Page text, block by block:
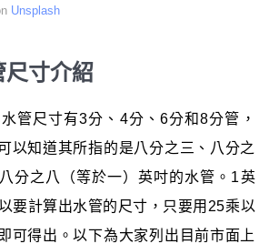
Unsplash
尺寸介紹
管尺寸有3分、4分、6分和8分管，
以知道其所指的是八分之三、八分之
分之八（等於一）英吋的水管。1英
要計算出水管的尺寸，只要用25乘以
可得出。以下為大家列出目前市面上